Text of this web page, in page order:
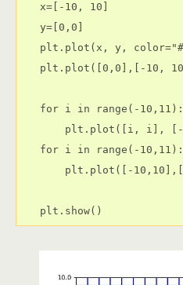
x=[-10, 10]
y=[0,0]
plt.plot(x, y,
plt.plot([0,0],[-10,
for i in range(-10,11):
plt.plot([i, i],
for i in range(-10,11):
plt.plot([-